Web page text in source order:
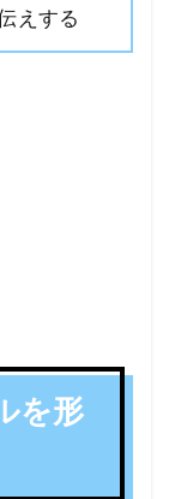
えする
を形